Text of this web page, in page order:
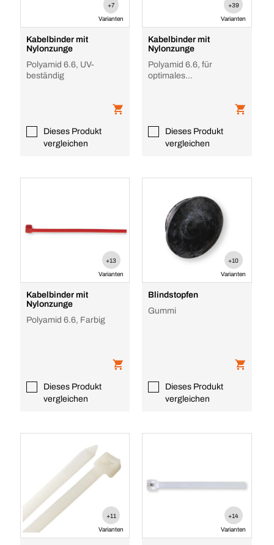
+7
Varianten
Kabelbinder mit
Nylonzunge
Polyamid 6.6, UV-
beständig
Dieses Produkt
vergleichen
+39
Varianten
Kabelbinder mit
Nylonzunge
Polyamid 6.6, für
optimales
Dieses Produkt
vergleichen
+13
Varianten
Kabelbinder mit
Nylonzunge
Polyamid 6.6, Farbig
Dieses Produkt
vergleichen
+10
Varianten
Blindstopfen
Gummi
Dieses Produkt
vergleichen
+11
Varianten
+14
Varianten